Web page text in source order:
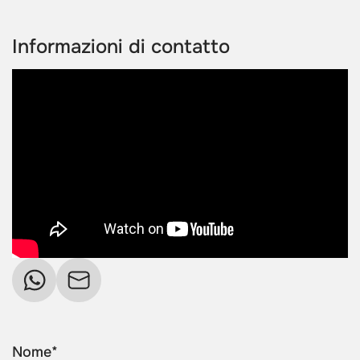
Informazioni di contatto
Nome*